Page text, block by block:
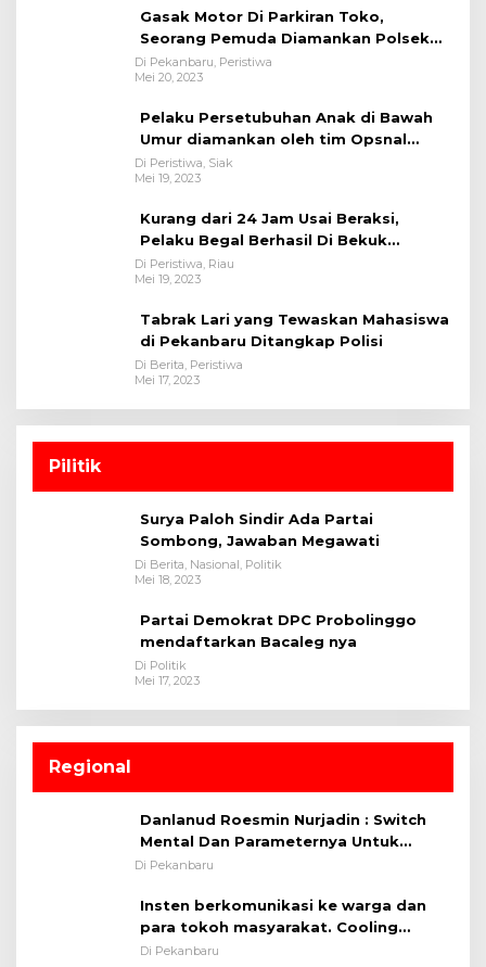
Gasak Motor Di Parkiran Toko,
Seorang Pemuda Diamankan Polsek
Bukit Raya
Di Pekanbaru, Peristiwa
Mei 20, 2023
Pelaku Persetubuhan Anak di Bawah
Umur diamankan oleh tim Opsnal
Polsek Tualang-Polres Siak-Polda Riau
Di Peristiwa, Siak
Mei 19, 2023
Kurang dari 24 Jam Usai Beraksi,
Pelaku Begal Berhasil Di Bekuk
Satreskrim Polres Kuansing
Di Peristiwa, Riau
Mei 19, 2023
Tabrak Lari yang Tewaskan Mahasiswa
di Pekanbaru Ditangkap Polisi
Di Berita, Peristiwa
Mei 17, 2023
Pilitik
Surya Paloh Sindir Ada Partai
Sombong, Jawaban Megawati
Di Berita, Nasional, Politik
Mei 18, 2023
Partai Demokrat DPC Probolinggo
mendaftarkan Bacaleg nya
Di Politik
Mei 17, 2023
Regional
Danlanud Roesmin Nurjadin : Switch
Mental Dan Parameternya Untuk
Melaksanakan ✈
Di Pekanbaru
Insten berkomunikasi ke warga dan
para tokoh masyarakat. Cooling
System OMP LK ²024 Polsek Rumbai,
Di Pekanbaru